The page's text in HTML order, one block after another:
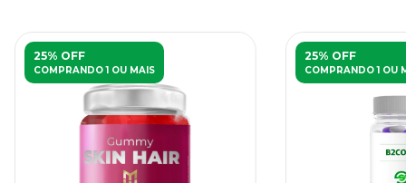
25% OFF
COMPRANDO 1 OU MAIS
25% OFF
COMPRANDO 1 OU